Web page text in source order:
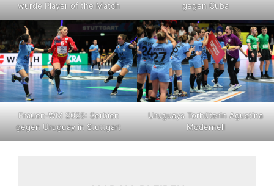
wurde Player of the Match
gegen Cuba
Frauen-WM 2025: Serbien
gegen Uruguay in Stuttgart
Uruguays Torhüterin Agustina
Modernell